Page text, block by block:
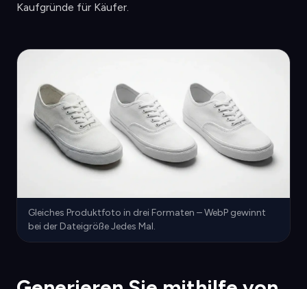
Kaufgründe für Käufer.
Gleiches Produktfoto in drei Formaten – WebP gewinnt
bei der Dateigröße Jedes Mal.